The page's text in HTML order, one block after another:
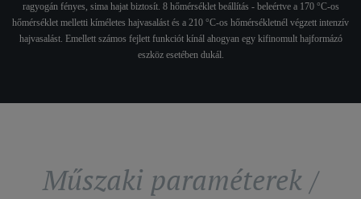
ragyogán fényes, sima hajat biztosít. 8 hőmérséklet beállítás - beleértve a 170 °C-os
hőmérséklet melletti kíméletes hajvasalást és a 210 °C-os hőmérsékletnél végzett intenzív
hajvasalást. Emellett számos fejlett funkciót kínál ahogyan egy kifinomult hajformázó
eszköz esetében dukál.
Műszaki paraméterek /